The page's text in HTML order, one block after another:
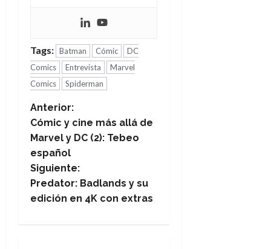
Tags: Batman Cómic
DC
Comics
Entrevista
Marvel
Comics
Spiderman
N
a
v
e
Anterior:
Cómic y cine más allá de
Marvel y DC (2): Tebeo
español
Siguiente:
Predator: Badlands y su
edición en 4K con extras